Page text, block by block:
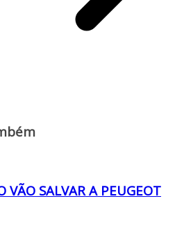
VÃO SALVAR A PEUGEOT